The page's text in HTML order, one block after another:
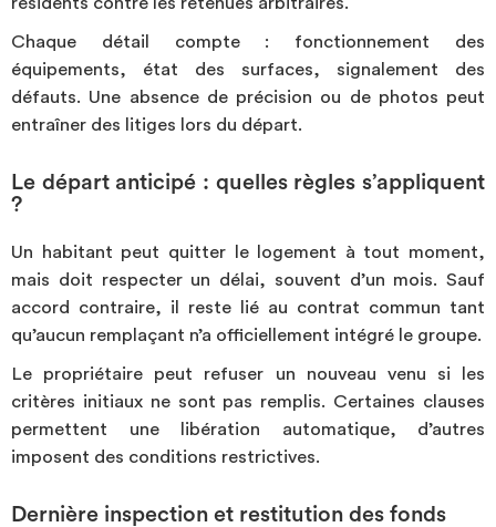
Chaque détail compte : fonctionnement des
équipements, état des surfaces, signalement des
défauts. Une absence de précision ou de photos peut
entraîner des litiges lors du départ.
Le départ anticipé : quelles règles s’appliquent
?
Un habitant peut quitter le logement à tout moment,
mais doit respecter un délai, souvent d’un mois. Sauf
accord contraire, il reste lié au contrat commun tant
qu’aucun remplaçant n’a officiellement intégré le groupe.
Le propriétaire peut refuser un nouveau venu si les
critères initiaux ne sont pas remplis. Certaines clauses
permettent une libération automatique, d’autres
imposent des conditions restrictives.
Dernière inspection et restitution des fonds